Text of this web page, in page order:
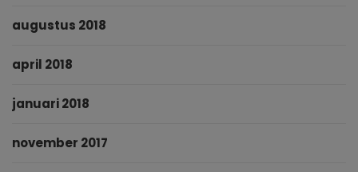
augustus 2018
april 2018
januari 2018
november 2017